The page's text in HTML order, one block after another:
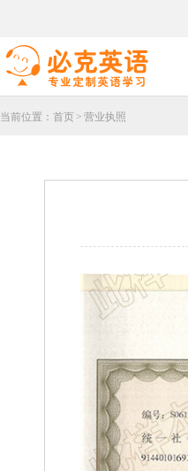
当前位置： 首页 > 营业执照